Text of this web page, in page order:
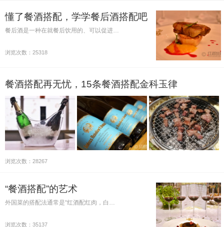
懂了餐酒搭配，学学餐后酒搭配吧
餐后酒是一种在就餐后饮用的、可以促进…
浏览次数：25318
餐酒搭配再无忧，15条餐酒搭配金科玉律
浏览次数：28267
“餐酒搭配”的艺术
外国菜的搭配法通常是“红酒配红肉，白…
浏览次数：35137